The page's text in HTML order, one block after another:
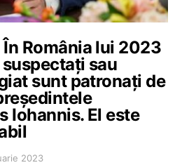
România lui 2023
sau
sunt patronați de
Iohannis. El este
2023